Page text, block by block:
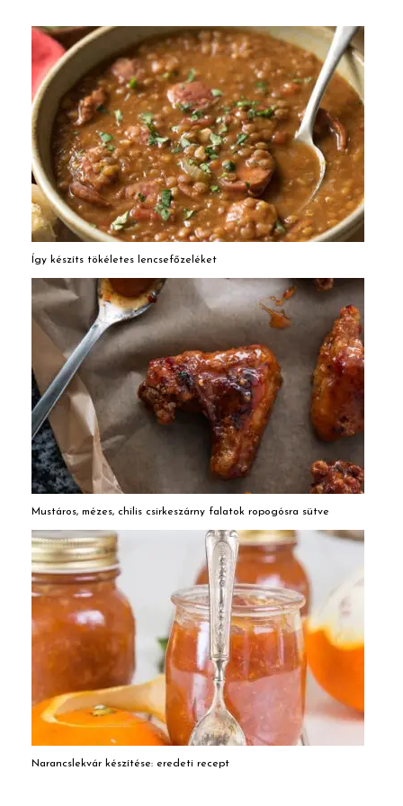
Így készíts tökéletes lencsefőzeléket
Mustáros, mézes, chilis csirkeszárny falatok ropogósra sütve
Narancslekvár készítése: eredeti recept